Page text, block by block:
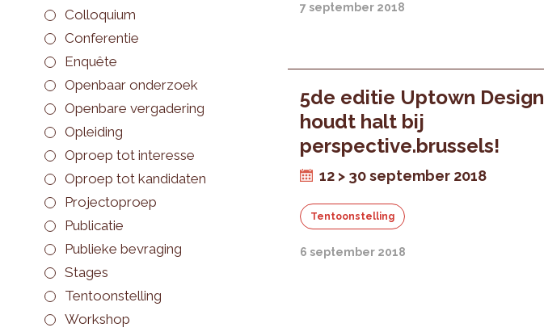
Colloquium
Conferentie
Enquête
Openbaar onderzoek
Openbare vergadering
Opleiding
Oproep tot interesse
Oproep tot kandidaten
Projectoproep
Publicatie
Publieke bevraging
Stages
Tentoonstelling
Workshop
7 september 2018
5de editie Uptown Design
houdt halt bij
perspective.brussels!
12 > 30 september 2018
Tentoonstelling
6 september 2018